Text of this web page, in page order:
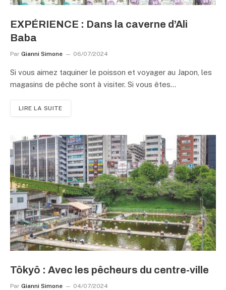
EXPÉRIENCE : Dans la caverne d’Ali
Baba
Par Gianni Simone 06/07/2024
Si vous aimez taquiner le poisson et voyager au Japon, les
magasins de pêche sont à visiter. Si vous êtes…
LIRE LA SUITE
Tôkyô : Avec les pêcheurs du centre-ville
Par Gianni Simone 04/07/2024